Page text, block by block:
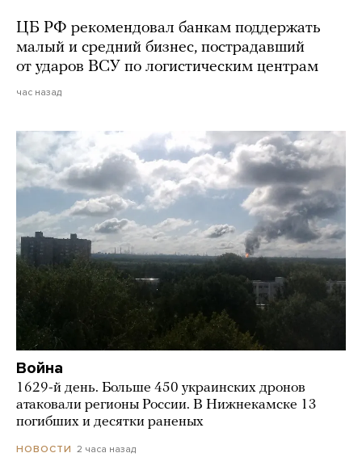
ЦБ РФ рекомендовал банкам поддержать
малый и средний бизнес, пострадавший
от ударов ВСУ по логистическим центрам
час назад
Война
1629-й день. Больше 450 украинских дронов
атаковали регионы России. В Нижнекамске 13
погибших и десятки раненых
НОВОСТИ 2 часа назад